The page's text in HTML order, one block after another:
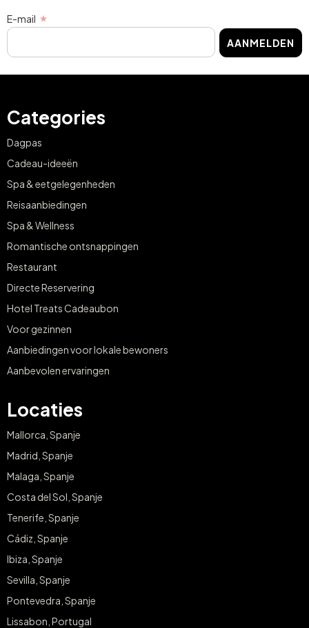
E-mail
AANMELDEN
Categories
Dagpas
Cadeau-ideeën
Spa & eetgelegenheden
Reisaanbiedingen
Spa & Wellness
Romantische ontsnappingen
Restaurant
Directe Reservering
Hotel Treats Cadeaubon
Voor gezinnen
Aanbiedingen voor lokale bewoners
Aanbevolen ervaringen
Locaties
Mallorca, Spanje
Madrid, Spanje
Malaga, Spanje
Costa del Sol, Spanje
Tenerife, Spanje
Cádiz, Spanje
Ibiza, Spanje
Sevilla, Spanje
Pontevedra, Spanje
Lissabon, Portugal